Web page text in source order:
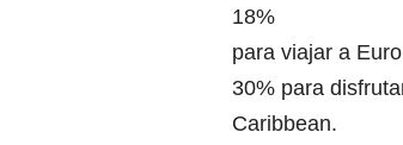
18%
para viajar a
30% para
Caribbean.